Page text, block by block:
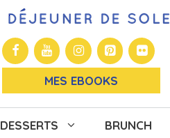
MES EBOOKS
DESSERTS BRUNCH